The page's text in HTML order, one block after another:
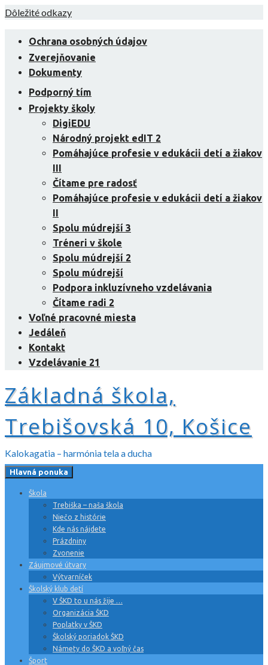
Skip
content
Dôležité odkazy
Ochrana osobných údajov
Zverejňovanie
Dokumenty
Podporný tím
Projekty školy
DigiEDU
Národný projekt edIT 2
Pomáhajúce profesie v edukácii detí a žiakov
III
Čítame pre radosť
Pomáhajúce profesie v edukácii detí a žiakov
II
Spolu múdrejší 3
Tréneri v škole
Spolu múdrejší 2
Spolu múdrejší
Podpora inkluzívneho vzdelávania
Čítame radi 2
Voľné pracovné miesta
Jedáleň
Kontakt
Vzdelávanie 21
Základná škola,
Trebišovská 10, Košice
Kalokagatia – harmónia tela a ducha
Hlavná ponuka
Škola
Trebiška – naša škola
Niečo z histórie
Kde nás nájdete
Prázdniny
Zvonenie
Záujmové útvary
Výtvarníček
Školský klub detí
V ŠKD to u nás žije …
Organizácia ŠKD
Poplatky v ŠKD
Školský poriadok ŠKD
Námety do ŠKD a voľný čas
Šport